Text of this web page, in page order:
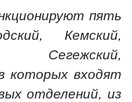
пять
Кемский,
Сегежский,
которых входят
отделений, из